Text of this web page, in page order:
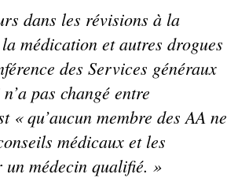
dans les révisions à la
médication et autres drogues
des Services généraux
pas changé entre
« qu’aucunmembre des AA ne
médicaux et les
un médecinqualifié. »